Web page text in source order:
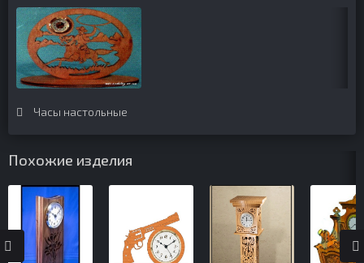
Часы настольные
Похожие изделия